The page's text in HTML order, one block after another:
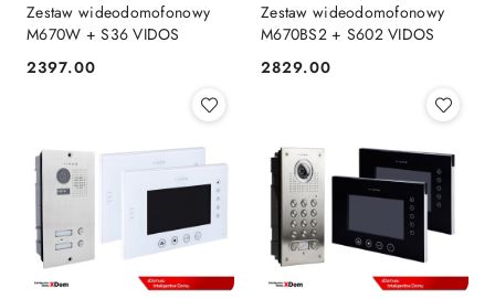
Zestaw wideodomofonowy
M670W + S36 VIDOS
Cena:
2397.00
Zestaw wideodomofonowy
M670BS2 + S602 VIDOS
Cena:
2829.00